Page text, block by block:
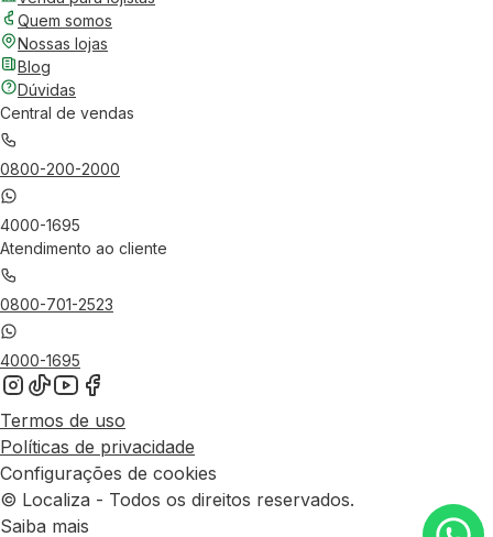
Quem somos
Nossas lojas
Blog
Dúvidas
Central de vendas
0800-200-2000
4000-1695
Atendimento ao cliente
0800-701-2523
4000-1695
Termos de uso
Políticas de privacidade
Configurações de cookies
© Localiza - Todos os direitos reservados.
Saiba mais